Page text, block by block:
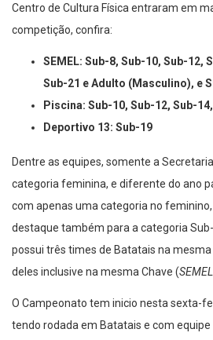
Centro de Cultura Física entraram em
competição, confira:
SEMEL: Sub-8, Sub-10, Sub-12,
Sub-21 e Adulto (Masculino), e
Piscina: Sub-10, Sub-12, Sub-
Deportivo 13: Sub-19
Dentre as equipes, somente a
categoria feminina, e diferente do ano
com apenas uma categoria no feminino,
destaque também para a categoria
possui três times de Batatais na
deles inclusive na mesma Chave (
O Campeonato tem inicio nesta sexta-
tendo rodada em Batatais e com